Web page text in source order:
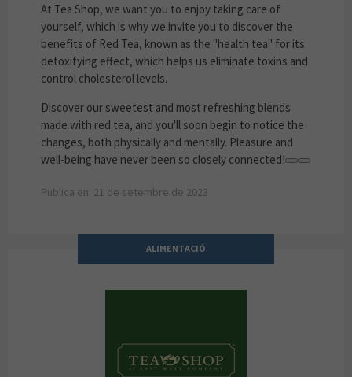
At Tea Shop, we want you to enjoy taking care of
yourself, which is why we invite you to discover the
benefits of Red Tea, known as the "health tea" for its
detoxifying effect, which helps us eliminate toxins and
control cholesterol levels.
Discover our sweetest and most refreshing blends
made with red tea, and you'll soon begin to notice the
changes, both physically and mentally. Pleasure and
well-being have never been so closely connected!
Publica en: 21 de setembre de 2023
ALIMENTACIÓ